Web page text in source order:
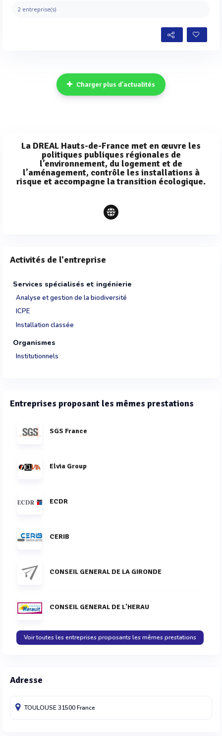
2 entreprise(s)
Charger plus d'actualités
La DREAL Hauts-de-France met en œuvre les
politiques publiques régionales de
l’environnement, du logement et de
l’aménagement, contrôle les installations à
risque et accompagne la transition écologique.
Activités de l'entreprise
Services spécialisés et ingénierie
Analyse et gestion de la biodiversité
ICPE
Installation classée
Organismes
Institutionnels
Entreprises proposant les mêmes prestations
SGS France
Elvia Group
ECDR
CERIB
CONSEIL GENERAL DE LA GIRONDE
CONSEIL GENERAL DE L'HERAU
Voir toutes les entreprises proposants les mêmes prestations
Adresse
TOULOUSE31500France